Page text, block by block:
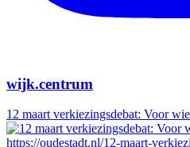
wijk.centrum
12 maart verkiezingsdebat: Voor